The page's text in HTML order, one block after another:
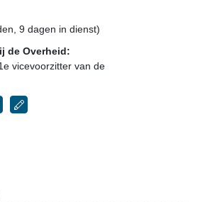
9 dagen in dienst)
de Overheid:
vicevoorzitter van de